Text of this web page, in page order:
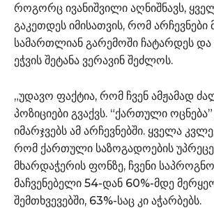
როგორც ივანიშვილი აღნიშნავს,
გაკეთდეს იმისათვის, რომ არჩევნები
სამართლიან გარემოში ჩატარდეს და
ეჭვის შეტანა ვერავინ შეძლოს.
„უდავო ფაქტია, რომ ჩვენ ამჟამად
პოზიციები გვაქვს. “ქართული
იმარჯვებს ამ არჩევნებში. ყველა
რომ ქართული საზოგადოების
მხარდაჭერის ფონზე, ჩვენი
მაჩვენებელი 54-დან 60%-მდე
შემთხვევებში, 63%-საც კი აჭარბებს.